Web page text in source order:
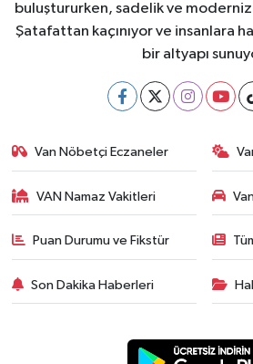
buluştururken, sadelik ve
Şatafattan kaçınıyor ve insanlara
bir altyapı
Van Nöbetçi Eczaneler
VAN Namaz Vakitleri
Puan Durumu ve Fikstür
Son Dakika Haberleri